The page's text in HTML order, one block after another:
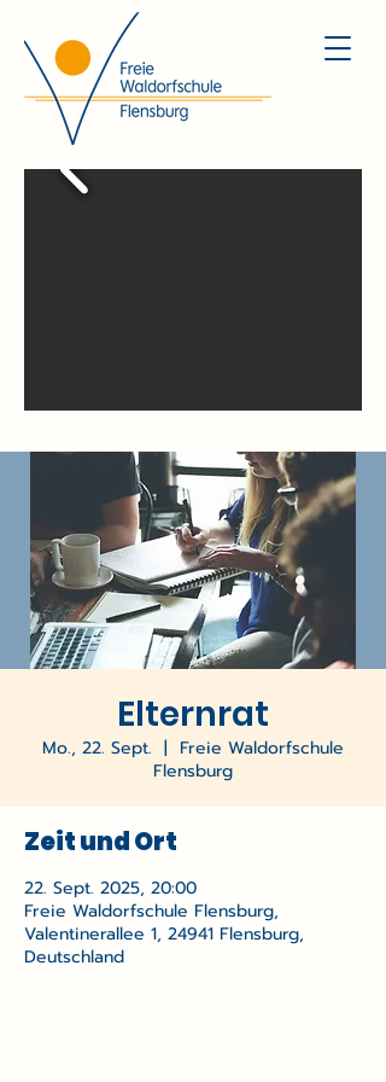
Elternrat
Mo., 22. Sept.
  |
Freie Waldorfschule
Flensburg
Zeit und Ort
22. Sept. 2025, 20:00
Freie Waldorfschule Flensburg,
Valentinerallee 1, 24941 Flensburg,
Deutschland